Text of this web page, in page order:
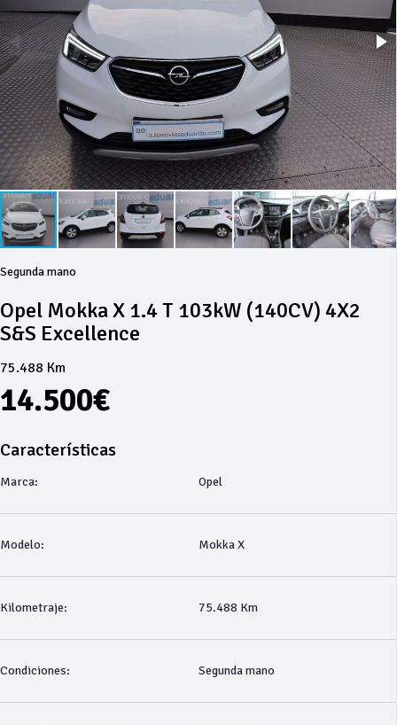
Segunda mano
Opel Mokka X 1.4 T 103kW (140CV) 4X2
S&S Excellence
75.488 Km
14.500€
Características
Marca: Opel
Modelo: Mokka X
Kilometraje: 75.488 Km
Condiciones: Segunda mano